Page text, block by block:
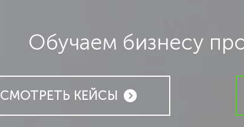
Обучаем бизнесу
СМОТРЕТЬ КЕЙСЫ